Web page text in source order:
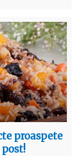
proaspete
post!